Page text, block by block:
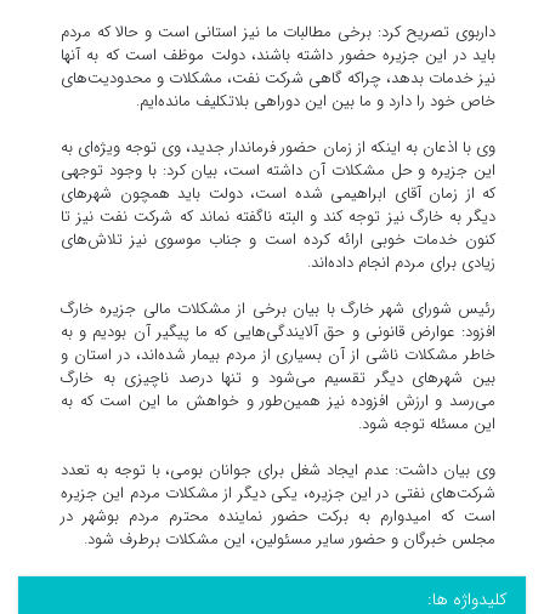
داربوی تصریح کرد: برخی مطالبات ما نیز استانی است و حالا که مردم
باید در این جزیره حضور داشته باشند، دولت موظف است که به آنها
نیز خدمات بدهد، چراکه گاهی شرکت نفت، مشکلات و محدودیت‌های
خاص خود را دارد و ما بین این دوراهی بلاتکلیف مانده‌ایم.
وی با اذعان به اینکه از زمان حضور فرماندار جدید، وی توجه ویژه‌ای به
این جزیره و حل مشکلات آن داشته است، بیان کرد: با وجود توجهی
که از زمان آقای ابراهیمی شده است، دولت باید همچون شهرهای
دیگر به خارگ نیز توجه کند و البته ناگفته نماند که شرکت نفت نیز تا
کنون خدمات خوبی ارائه کرده است و جناب موسوی نیز تلاش‌های
زیادی برای مردم انجام داده‌اند.
رئیس شورای شهر خارگ با بیان برخی از مشکلات مالی جزیره خارگ
افزود: عوارض قانونی و حق آلایندگی‌هایی که ما پیگیر آن بودیم و به
خاطر مشکلات ناشی از آن بسیاری از مردم بیمار شده‌اند، در استان و
بین شهرهای دیگر تقسیم می‌شود و تنها درصد ناچیزی به خارگ
می‌رسد و ارزش افزوده نیز همین‌طور و خواهش ما این است که به
این مسئله توجه شود.
وی بیان داشت: عدم ایجاد شغل برای جوانان بومی، با توجه به تعدد
شرکت‌های نفتی در این جزیره، یکی دیگر از مشکلات مردم این جزیره
است که امیدوارم به برکت حضور نماینده محترم مردم بوشهر در
مجلس خبرگان و حضور سایر مسئولین، این مشکلات برطرف شود.
کلیدواژه ها: